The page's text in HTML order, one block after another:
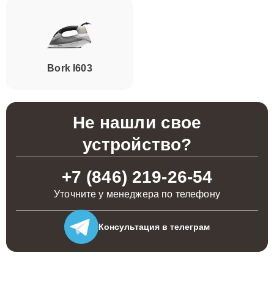
Bork I603
Не нашли свое
устройство?
+7 (846) 219-26-54
Уточните у менеджера по телефону
Консультация в телеграм